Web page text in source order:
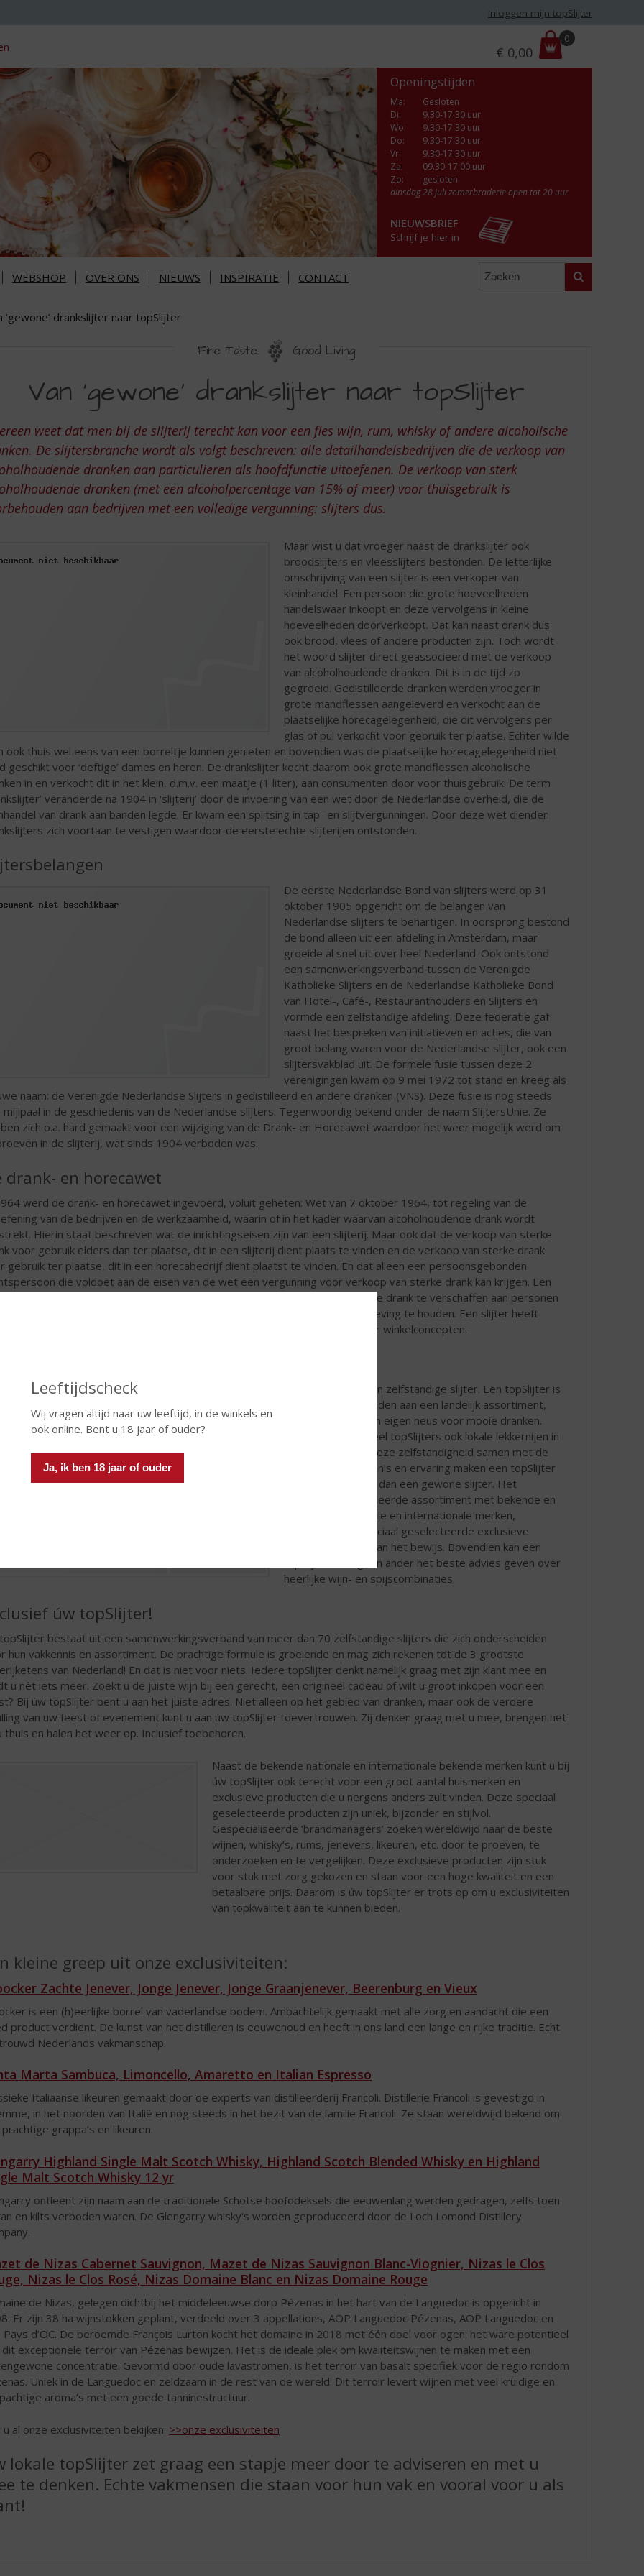
Leeftijdscheck
Wij vragen altijd naar uw leeftijd, in de winkels en
ook online. Bent u 18 jaar of ouder?
Ja, ik ben 18 jaar of ouder
Inloggen mijn topSlijter
r
i
€ 0,00
0
Openingstijden
Ma:
Gesloten
Di:
9.30-17.30 uur
Wo:
9.30-17.30 uur
Do:
9.30-17.30 uur
Vr:
9.30-17.30 uur
Za:
09.30-17.00 uur
Zo:
gesloten
dinsdag 28 juli zomerbraderie open tot 20 uur
NIEUWSBRIEF
Schrijf je hier in
WEBSHOP OVER ONS NIEUWS INSPIRATIE CONTACT Zoeken
‘gewone’ drankslijter naar topSlijter
Fine Taste Good Living
Van ‘gewone’ drankslijter naar topSlijter
weet dat men bij de slijterij terecht kan voor een fles wijn, rum, whisky of andere alcoholische
De slijtersbranche wordt als volgt beschreven: alle detailhandelsbedrijven die de verkoop van
dranken aan particulieren als hoofdfunctie uitoefenen. De verkoop van sterk
dranken (met een alcoholpercentage van 15% of meer) voor thuisgebruik is
aan bedrijven met een volledige vergunning: slijters dus.
Maar wist u dat vroeger naast de drankslijter ook
broodslijters en vleesslijters bestonden. De letterlijke
omschrijving van een slijter is een verkoper van
kleinhandel. Een persoon die grote hoeveelheden
handelswaar inkoopt en deze vervolgens in kleine
hoeveelheden doorverkoopt. Dat kan naast drank dus
ook brood, vlees of andere producten zijn. Toch wordt
het woord slijter direct geassocieerd met de verkoop
van alcoholhoudende dranken. Dit is in de tijd zo
gegroeid. Gedistilleerde dranken werden vroeger in
grote mandflessen aangeleverd en verkocht aan de
plaatselijke horecagelegenheid, die dit vervolgens per
glas of pul verkocht voor gebruik ter plaatse. Echter wilde
ook thuis wel eens van een borreltje kunnen genieten en bovendien was de plaatselijke horecagelegenheid niet
geschikt voor ‘deftige’ dames en heren. De drankslijter kocht daarom ook grote mandflessen alcoholische
in en verkocht dit in het klein, d.m.v. een maatje (1 liter), aan consumenten door voor thuisgebruik. De term
veranderde na 1904 in ‘slijterij’ door de invoering van een wet door de Nederlandse overheid, die de
van drank aan banden legde. Er kwam een splitsing in tap- en slijtvergunningen. Door deze wet dienden
zich voortaan te vestigen waardoor de eerste echte slijterijen ontstonden.
De eerste Nederlandse Bond van slijters werd op 31
oktober 1905 opgericht om de belangen van
Nederlandse slijters te behartigen. In oorsprong bestond
de bond alleen uit een afdeling in Amsterdam, maar
groeide al snel uit over heel Nederland. Ook ontstond
een samenwerkingsverband tussen de Verenigde
Katholieke Slijters en de Nederlandse Katholieke Bond
van Hotel-, Café-, Restauranthouders en Slijters en
vormde een zelfstandige afdeling. Deze federatie gaf
naast het bespreken van initiatieven en acties, die van
groot belang waren voor de Nederlandse slijter, ook een
slijtersvakblad uit. De formele fusie tussen deze 2
verenigingen kwam op 9 mei 1972 tot stand en kreeg als
naam: de Verenigde Nederlandse Slijters in gedistilleerd en andere dranken (VNS). Deze fusie is nog steeds
mijlpaal in de geschiedenis van de Nederlandse slijters. Tegenwoordig bekend onder de naam SlijtersUnie. Ze
zich o.a. hard gemaakt voor een wijziging van de Drank- en Horecawet waardoor het weer mogelijk werd om
in de slijterij, wat sinds 1904 verboden was.
drank- en horecawet
werd de drank- en horecawet ingevoerd, voluit geheten: Wet van 7 oktober 1964, tot regeling van de
van de bedrijven en de werkzaamheid, waarin of in het kader waarvan alcoholhoudende drank wordt
Hierin staat beschreven wat de inrichtingseisen zijn van een slijterij. Maar ook dat de verkoop van sterke
voor gebruik elders dan ter plaatse, dit in een slijterij dient plaats te vinden en de verkoop van sterke drank
gebruik ter plaatse, dit in een horecabedrijf dient plaatst te vinden. En dat alleen een persoonsgebonden
die voldoet aan de eisen van de wet een vergunning voor verkoop van sterke drank kan krijgen. Een
belangrijk onderdeel van deze wet is dat het verboden is alcoholhoudende drank te verschaffen aan personen
dan 18 jaar. Iedere slijterij in Nederland dient zich strikt aan deze regelgeving te houden. Een slijter heeft
uiteraard specifieke kennis nodig over alcoholhoudende drank en over winkelconcepten.
Een topSlijter is een zelfstandige slijter. Een topSlijter is
niet volledig gebonden aan een landelijk assortiment,
maar heeft ook een eigen neus voor mooie dranken.
Daarom hebben veel topSlijters ook lokale lekkernijen in
het assortiment. Deze zelfstandigheid samen met de
uitgebreide vakkennis en ervaring maken een topSlijter
dan ook veel meer dan een gewone slijter. Het
uitgebreide, gevarieerde assortiment met bekende en
onbekende nationale en internationale merken,
huismerken en speciaal geselecteerde exclusieve
producten is daarvan het bewijs. Bovendien kan een
topSlijter u als geen ander het beste advies geven over
heerlijke wijn- en spijscombinaties.
úw topSlijter!
bestaat uit een samenwerkingsverband van meer dan 70 zelfstandige slijters die zich onderscheiden
hun vakkennis en assortiment. De prachtige formule is groeiende en mag zich rekenen tot de 3 grootste
van Nederland! En dat is niet voor niets. Iedere topSlijter denkt namelijk graag met zijn klant mee en
u nèt iets meer. Zoekt u de juiste wijn bij een gerecht, een origineel cadeau of wilt u groot inkopen voor een
Bij úw topSlijter bent u aan het juiste adres. Niet alleen op het gebied van dranken, maar ook de verdere
van uw feest of evenement kunt u aan úw topSlijter toevertrouwen. Zij denken graag met u mee, brengen het
thuis en halen het weer op. Inclusief toebehoren.
Naast de bekende nationale en internationale bekende merken kunt u bij
úw topSlijter ook terecht voor een groot aantal huismerken en
exclusieve producten die u nergens anders zult vinden. Deze speciaal
geselecteerde producten zijn uniek, bijzonder en stijlvol.
Gespecialiseerde ‘brandmanagers’ zoeken wereldwijd naar de beste
wijnen, whisky’s, rums, jenevers, likeuren, etc. door te proeven, te
onderzoeken en te vergelijken. Deze exclusieve producten zijn stuk
voor stuk met zorg gekozen en staan voor een hoge kwaliteit en een
betaalbare prijs. Daarom is úw topSlijter er trots op om u exclusiviteiten
van topkwaliteit aan te kunnen bieden.
kleine greep uit onze exclusiviteiten:
Zachte Jenever, Jonge Jenever, Jonge Graanjenever, Beerenburg en Vieux
is een (h)eerlijke borrel van vaderlandse bodem. Ambachtelijk gemaakt met alle zorg en aandacht die een
product verdient. De kunst van het distilleren is eeuwenoud en heeft in ons land een lange en rijke traditie. Echt
Nederlands vakmanschap.
Marta Sambuca, Limoncello, Amaretto en Italian Espresso
Italiaanse likeuren gemaakt door de experts van distilleerderij Francoli. Distillerie Francoli is gevestigd in
in het noorden van Italië en nog steeds in het bezit van de familie Francoli. Ze staan wereldwijd bekend om
prachtige grappa’s en likeuren.
Highland Single Malt Scotch Whisky, Highland Scotch Blended Whisky en Highland
Malt Scotch Whisky 12 yr
ontleent zijn naam aan de traditionele Schotse hoofddeksels die eeuwenlang werden gedragen, zelfs toen
en kilts verboden waren. De Glengarry whisky's worden geproduceerd door de Loch Lomond Distillery
de Nizas Cabernet Sauvignon, Mazet de Nizas Sauvignon Blanc-Viognier, Nizas le Clos
Nizas le Clos Rosé, Nizas Domaine Blanc en Nizas Domaine Rouge
de Nizas, gelegen dichtbij het middeleeuwse dorp Pézenas in het hart van de Languedoc is opgericht in
Er zijn 38 ha wijnstokken geplant, verdeeld over 3 appellations, AOP Languedoc Pézenas, AOP Languedoc en
Pays d’OC. De beroemde François Lurton kocht het domaine in 2018 met één doel voor ogen: het ware potentieel
dit exceptionele terroir van Pézenas bewijzen. Het is de ideale plek om kwaliteitswijnen te maken met een
concentratie. Gevormd door oude lavastromen, is het terroir van basalt specifiek voor de regio rondom
Uniek in de Languedoc en zeldzaam in de rest van de wereld. Dit terroir levert wijnen met veel kruidige en
aroma’s met een goede tanninestructuur.
u al onze exclusiviteiten bekijken: >>onze exclusiviteiten
lokale topSlijter zet graag een stapje meer door te adviseren en met u
te denken. Echte vakmensen die staan voor hun vak en vooral voor u als